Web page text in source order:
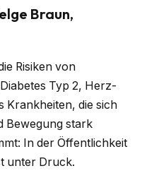
Braun,
Risiken von
Typ 2, Herz-
Krankheiten, die sich
Bewegung stark
In der Öffentlichkeit
unter Druck.